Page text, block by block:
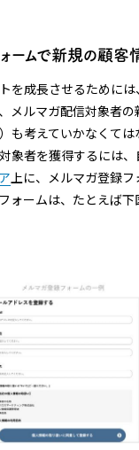
ームで新規の顧客
を成長させるために
メルマガ配信対象者
）も考えていかなくて
象者を獲得するには
上に、メルマガ登録フ
ォームは、たとえば